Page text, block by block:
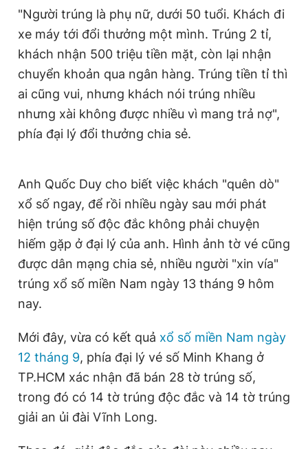
"Người trúng là phụ nữ, dưới 50 tuổi. Khách đi
xe máy tới đổi thưởng một mình. Trúng 2 tỉ,
khách nhận 500 triệu tiền mặt, còn lại nhận
chuyển khoản qua ngân hàng. Trúng tiền tỉ thì
ai cũng vui, nhưng khách nói trúng nhiều
nhưng xài không được nhiều vì mang trả nợ",
phía đại lý đổi thưởng chia sẻ.
Anh Quốc Duy cho biết việc khách "quên dò"
xổ số ngay, để rồi nhiều ngày sau mới phát
hiện trúng số độc đắc không phải chuyện
hiếm gặp ở đại lý của anh. Hình ảnh tờ vé cũng
được dân mạng chia sẻ, nhiều người "xin vía"
trúng xổ số miền Nam ngày 13 tháng 9 hôm
nay.
Mới đây, vừa có kết quả xổ số miền Nam ngày
12 tháng 9, phía đại lý vé số Minh Khang ở
TP.HCM xác nhận đã bán 28 tờ trúng số,
trong đó có 14 tờ trúng độc đắc và 14 tờ trúng
giải an ủi đài Vĩnh Long.